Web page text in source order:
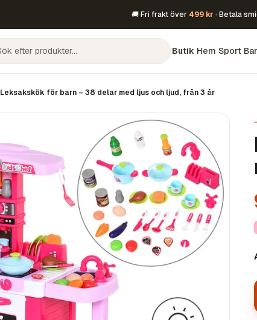
🚚 Fri frakt över 499 kr · Betala
Butik Hem Sport
Leksakskök för barn – 38 delar med ljus och ljud, från 3 år